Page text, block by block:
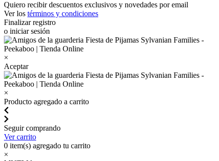
Quiero recibir descuentos exclusivos y novedades por email
Ver los términos y condiciones
Finalizar registro
o iniciar sesión
×
Aceptar
×
Producto agregado a carrito
Seguir comprando
Ver carrito
0 item(s) agregado tu carrito
×